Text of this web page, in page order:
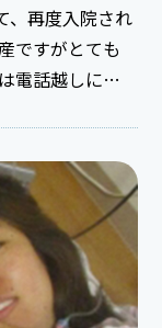
、再度入院され
ですがとても
な事がたくさん
産